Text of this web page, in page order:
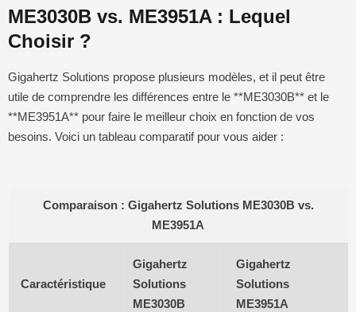
ME3030B vs. ME3951A : Lequel
Choisir ?
Gigahertz Solutions propose plusieurs modèles, et il peut être
utile de comprendre les différences entre le **ME3030B** et le
**ME3951A** pour faire le meilleur choix en fonction de vos
besoins. Voici un tableau comparatif pour vous aider :
Comparaison : Gigahertz Solutions ME3030B vs.
ME3951A
Caractéristique
Gigahertz
Solutions
ME3030B
Gigahertz
Solutions
ME3951A